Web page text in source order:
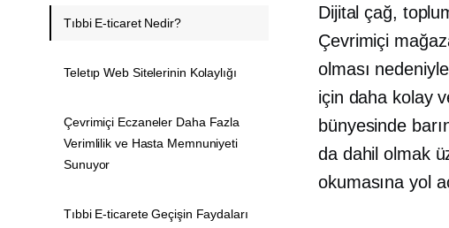
Dijital çağ,
Çevrimiçi
olması
için daha kolay
bünyesinde
da dahil olmak
okumasına yol
Tıbbi E-ticaret Nedir?
Teletıp Web Sitelerinin Kolaylığı
Çevrimiçi Eczaneler Daha Fazla
Verimlilik ve Hasta Memnuniyeti
Sunuyor
Tıbbi E-ticarete Geçişin Faydaları